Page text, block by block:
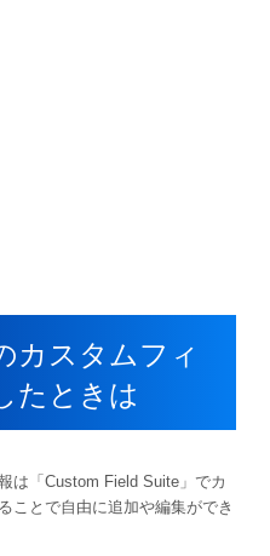
スタムフィ
たときは
は「Custom Field Suite」でカ
ことで自由に追加や編集ができ